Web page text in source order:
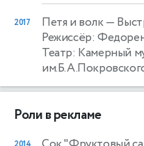
2017 Петя и волк—
Режиссёр:
Театр: Камерный
Роли в рекламе